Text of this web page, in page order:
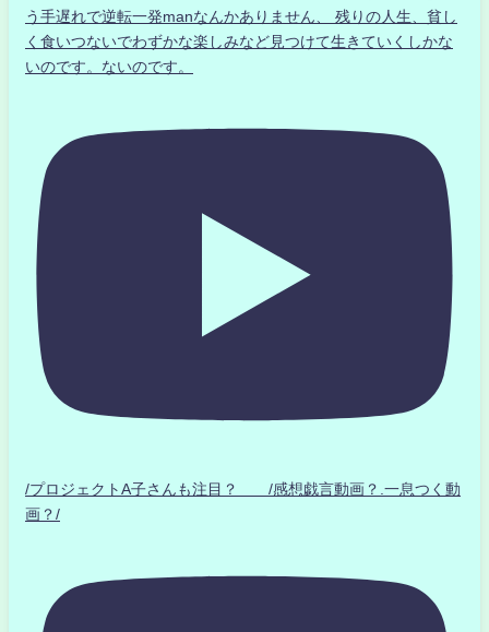
う手遅れで逆転一発manなんかありません、 残りの人生、貧し
く食いつないでわずかな楽しみなど見つけて生きていくしかな
いのです。ないのです。
/プロジェクトA子さんも注目？ /感想戯言動画？.一息つく動
画？/